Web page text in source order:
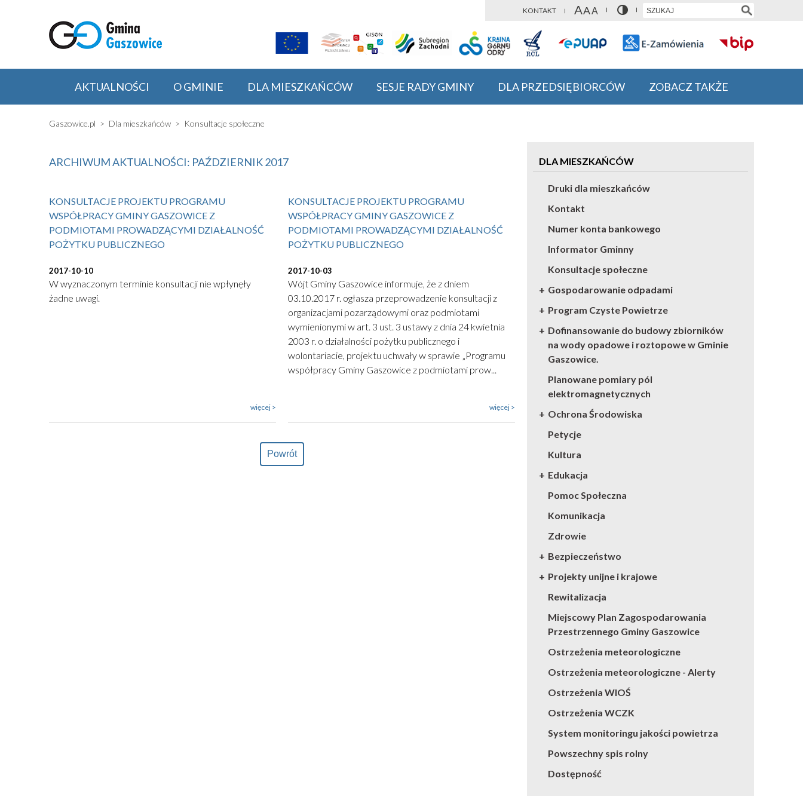
KONTAKT
AKTUALNOŚCI O GMINIE DLA MIESZKAŃCÓW SESJE RADY GMINY DLA PRZEDSIĘBIORCÓW ZOBACZ TAKŻE
Gaszowice.pl Dla mieszkańców Konsultacje społeczne
ARCHIWUM AKTUALNOŚCI: PAŹDZIERNIK 2017
KONSULTACJE PROJEKTU PROGRAMU
WSPÓŁPRACY GMINY GASZOWICE Z
PODMIOTAMI PROWADZĄCYMI DZIAŁALNOŚĆ
POŻYTKU PUBLICZNEGO
2017-10-10
W wyznaczonym terminie konsultacji nie wpłynęły
żadne uwagi.
więcej >
KONSULTACJE PROJEKTU PROGRAMU
WSPÓŁPRACY GMINY GASZOWICE Z
PODMIOTAMI PROWADZĄCYMI DZIAŁALNOŚĆ
POŻYTKU PUBLICZNEGO
2017-10-03
Wójt Gminy Gaszowice informuje, że z dniem
03.10.2017 r. ogłasza przeprowadzenie konsultacji z
organizacjami pozarządowymi oraz podmiotami
wymienionymi w art. 3 ust. 3 ustawy z dnia 24 kwietnia
2003 r. o działalności pożytku publicznego i
wolontariacie, projektu uchwały w sprawie „Programu
współpracy Gminy Gaszowice z podmiotami prow...
więcej >
Powrót
DLA MIESZKAŃCÓW
Druki dla mieszkańców
Kontakt
Numer konta bankowego
Informator Gminny
Konsultacje społeczne
Gospodarowanie odpadami
Program Czyste Powietrze
Dofinansowanie do budowy zbiorników
na wody opadowe i roztopowe w Gminie
Gaszowice.
Planowane pomiary pól
elektromagnetycznych
Ochrona Środowiska
Petycje
Kultura
Edukacja
Pomoc Społeczna
Komunikacja
Zdrowie
Bezpieczeństwo
Projekty unijne i krajowe
Rewitalizacja
Miejscowy Plan Zagospodarowania
Przestrzennego Gminy Gaszowice
Ostrzeżenia meteorologiczne
Ostrzeżenia meteorologiczne - Alerty
Ostrzeżenia WIOŚ
Ostrzeżenia WCZK
System monitoringu jakości powietrza
Powszechny spis rolny
Dostępność